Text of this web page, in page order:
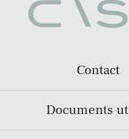
Contact
Documents